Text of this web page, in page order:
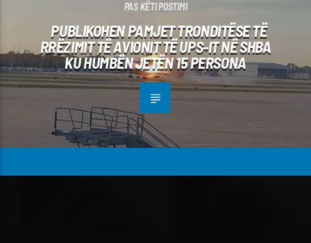
PAS KËTI POSTIMI
PUBLIKOHEN PAMJET TRONDITËSE TË
RRËZIMIT TË AVIONIT TË UPS-IT NË SHBA
KU HUMBËN JETËN 15 PERSONA